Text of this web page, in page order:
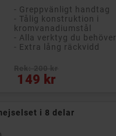
- Greppvänligt handtag
- Tålig konstruktion i
kromvanadiumstål
- Alla verktyg du behöver
- Extra lång räckvidd
149 kr
Pris
i 8 delar